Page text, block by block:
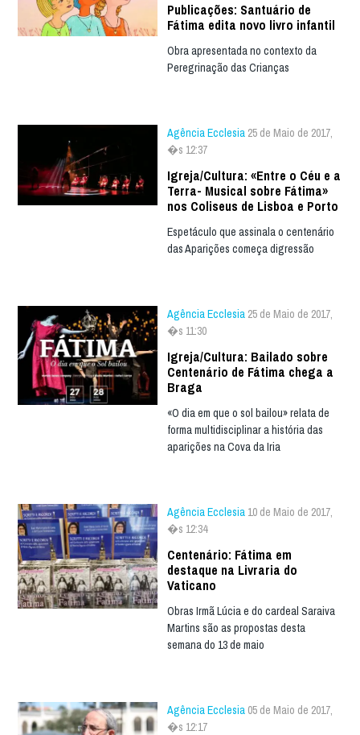
Publicações: Santuário de
Fátima edita novo livro infantil
Obra apresentada no contexto da
Peregrinação das Crianças
Agência Ecclesia 25 de Maio de 2017,
�s 12:37
Igreja/Cultura: «Entre o Céu e a
Terra- Musical sobre Fátima»
nos Coliseus de Lisboa e Porto
Espetáculo que assinala o centenário
das Aparições começa digressão
Agência Ecclesia 25 de Maio de 2017,
�s 11:30
Igreja/Cultura: Bailado sobre
Centenário de Fátima chega a
Braga
«O dia em que o sol bailou» relata de
forma multidisciplinar a história das
aparições na Cova da Iria
Agência Ecclesia 10 de Maio de 2017,
�s 12:34
Centenário: Fátima em
destaque na Livraria do
Vaticano
Obras Irmã Lúcia e do cardeal Saraiva
Martins são as propostas desta
semana do 13 de maio
Agência Ecclesia 05 de Maio de 2017,
�s 12:17